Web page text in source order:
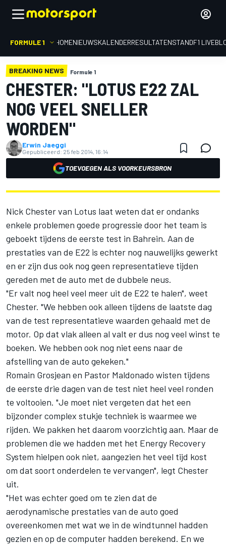
FORMULE 1 HOMENIEUWSKALENDERRESULTATENSTANDF1
BREAKING NEWS Formule 1
CHESTER: "LOTUS E22 ZAL
NOG VEEL SNELLER
WORDEN"
Erwin Jaeggi
Gepubliceerd: 25 feb 2014, 16:14
TOEVOEGEN ALS VOORKEURSBRON
Nick Chester van Lotus laat weten dat er ondanks
enkele problemen goede progressie door het team is
geboekt tijdens de eerste test in Bahrein. Aan de
prestaties van de E22 is echter nog nauwelijks gewerkt
en er zijn dus ook nog geen representatieve tijden
gereden met de auto met de dubbele neus.
"Er valt nog heel veel meer uit de E22 te halen", weet
Chester. "We hebben ook alleen tijdens de laatste dag
van de test representatieve waarden gehaald met de
motor. Op dat vlak alleen al valt er dus nog veel winst te
boeken. We hebben ook nog niet eens naar de
afstelling van de auto gekeken."
Romain Grosjean en Pastor Maldonado wisten tijdens
de eerste drie dagen van de test niet heel veel ronden
te voltooien. "Je moet niet vergeten dat het een
bijzonder complex stukje techniek is waarmee we
rijden. We pakken het daarom voorzichtig aan. Maar de
problemen die we hadden met het Energy Recovery
System hielpen ook niet, aangezien het veel tijd kost
om dat soort onderdelen te vervangen", legt Chester
uit.
"Het was echter goed om te zien dat de
aerodynamische prestaties van de auto goed
overeenkomen met wat we in de windtunnel hadden
gezien en op de computer hadden berekend. En we